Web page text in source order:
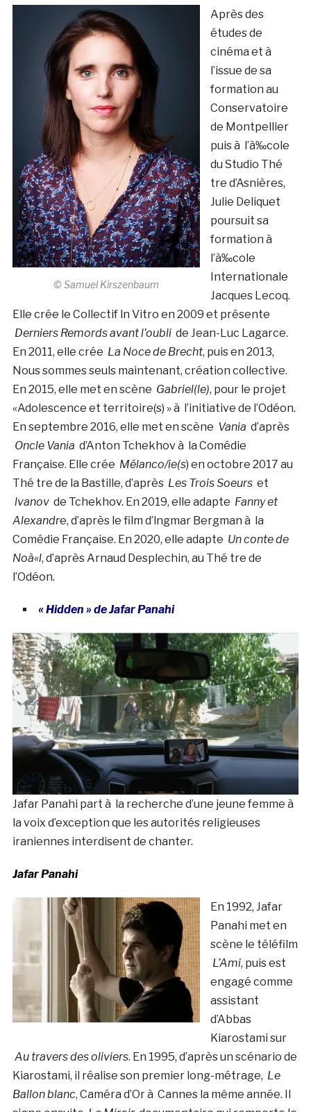
© Samuel Kirszenbaum
Après des
études de
cinéma et à
l’issue de sa
formation au
Conservatoire
de Montpellier
puis à l’à‰cole
du Studio Thé
tre d’Asnières,
Julie Deliquet
poursuit sa
formation à
l’à‰cole
Internationale
Jacques Lecoq.
Elle crée le Collectif ln Vitro en 2009 et présente
Derniers Remords avant l’oublide Jean-Luc Lagarce.
En 2011, elle crée La Noce de Brecht, puis en 2013,
Nous sommes seuls maintenant, création collective.
En 2015, elle met en scène Gabriel(le), pour le projet
«Adolescence et territoire(s) » à l’initiative de l’Odéon.
En septembre 2016, elle met en scène Vania d’après
Oncle Vania d’Anton Tchekhov à la Comédie
Française. Elle crée Mélanco/ie(s) en octobre 2017 au
Thé tre de la Bastille, d’aprèsLes Trois Soeurset
lvanov de Tchekhov. En 2019, elle adapte Fanny et
Alexandre, d’après le film d’lngmar Bergman à la
Comédie Française. En 2020, elle adapte Un conte de
Noà«l, d’après Arnaud Desplechin, au Thé tre de
l’Odéon.
« Hidden » de Jafar Panahi
Jafar Panahi part à la recherche d’une jeune femme à
la voix d’exception que les autorités religieuses
iraniennes interdisent de chanter.
Jafar Panahi
En 1992, Jafar
Panahi met en
scène le téléfilm
L’Ami, puis est
engagé comme
assistant
d’Abbas
Kiarostami sur
Au travers des oliviers. En 1995, d’après un scénario de
Kiarostami, il réalise son premier long-métrage, Le
Ballon blanc, Caméra d’Or à Cannes la même année. Il